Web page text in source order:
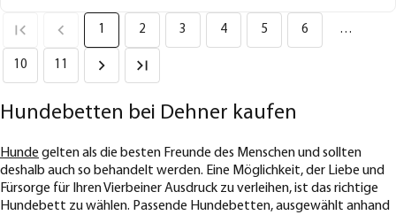
1 2 3 4 5 6 …
10 11
Hundebetten bei Dehner kaufen
Hunde gelten als die besten Freunde des Menschen und sollten
deshalb auch so behandelt werden. Eine Möglichkeit, der Liebe und
Fürsorge für Ihren Vierbeiner Ausdruck zu verleihen, ist das richtige
Hundebett zu wählen. Passende Hundebetten, ausgewählt anhand